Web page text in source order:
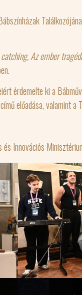
Az ember
érdemelte ki a
előadása, valamint a
Innovációs